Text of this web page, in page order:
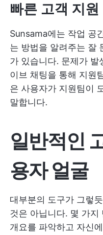
빠른 고객 지원
Sunsama에는 작업 공
는 방법을 알려주는 잘
가 있습니다. 문제가
이브 채팅을 통해 지원
은 사용자가 지원팀이
말합니다.
일반적인
용자 얼굴
대부분의 도구가 그렇
것은 아닙니다. 몇 가지
개요를 파악하고 자신